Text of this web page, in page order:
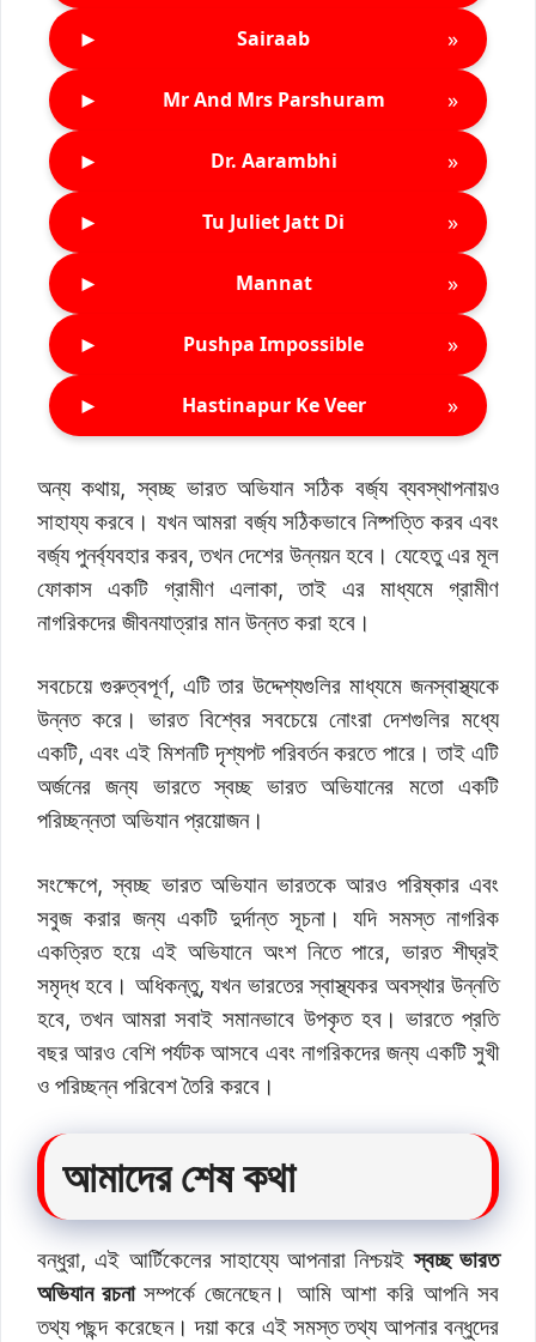
► Sairaab »
► Mr And Mrs Parshuram »
► Dr. Aarambhi »
► Tu Juliet Jatt Di »
► Mannat »
► Pushpa Impossible »
► Hastinapur Ke Veer »
অন্য কথায়, স্বচ্ছ ভারত অভিযান সঠিক বর্জ্য ব্যবস্থাপনায়ও
সাহায্য করবে। যখন আমরা বর্জ্য সঠিকভাবে নিষ্পত্তি করব এবং
বর্জ্য পুনর্ব্যবহার করব, তখন দেশের উন্নয়ন হবে। যেহেতু এর মূল
ফোকাস একটি গ্রামীণ এলাকা, তাই এর মাধ্যমে গ্রামীণ
নাগরিকদের জীবনযাত্রার মান উন্নত করা হবে।
সবচেয়ে গুরুত্বপূর্ণ, এটি তার উদ্দেশ্যগুলির মাধ্যমে জনস্বাস্থ্যকে
উন্নত করে। ভারত বিশ্বের সবচেয়ে নোংরা দেশগুলির মধ্যে
একটি, এবং এই মিশনটি দৃশ্যপট পরিবর্তন করতে পারে। তাই এটি
অর্জনের জন্য ভারতে স্বচ্ছ ভারত অভিযানের মতো একটি
পরিচ্ছন্নতা অভিযান প্রয়োজন।
সংক্ষেপে, স্বচ্ছ ভারত অভিযান ভারতকে আরও পরিষ্কার এবং
সবুজ করার জন্য একটি দুর্দান্ত সূচনা। যদি সমস্ত নাগরিক
একত্রিত হয়ে এই অভিযানে অংশ নিতে পারে, ভারত শীঘ্রই
সমৃদ্ধ হবে। অধিকন্তু, যখন ভারতের স্বাস্থ্যকর অবস্থার উন্নতি
হবে, তখন আমরা সবাই সমানভাবে উপকৃত হব। ভারতে প্রতি
বছর আরও বেশি পর্যটক আসবে এবং নাগরিকদের জন্য একটি সুখী
ও পরিচ্ছন্ন পরিবেশ তৈরি করবে।
আমাদের শেষ কথা
বন্ধুরা, এই আর্টিকেলের সাহায্যে আপনারা নিশ্চয়ইস্বচ্ছ ভারত
অভিযান রচনাসম্পর্কে জেনেছেন। আমি আশা করি আপনি সব
তথ্য পছন্দ করেছেন। দয়া করে এই সমস্ত তথ্য আপনার বন্ধুদের